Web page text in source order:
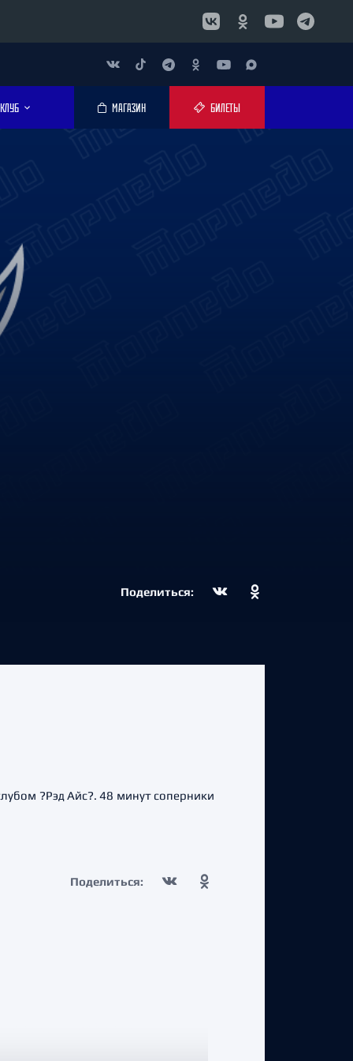
КЛУБ МАГАЗИН БИЛЕТЫ
Поделиться:
?Рэд Айс?. 48 минут соперники
Поделиться: